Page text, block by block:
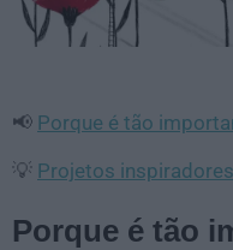
📢 Porque é tão
💡 Projetos
Porque é tão